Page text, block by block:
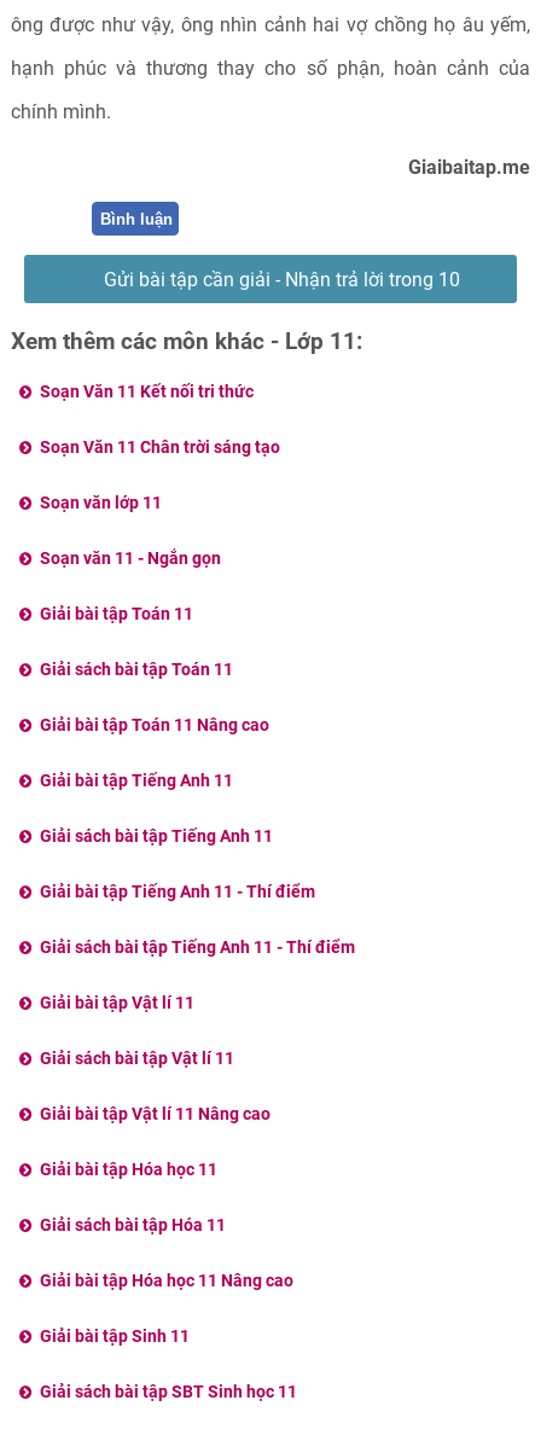
ông được như vậy, ông nhìn cảnh hai vợ chồng họ âu yếm,
hạnh phúc và thương thay cho số phận, hoàn cảnh của
chính mình.
Giaibaitap.me
Bình luận
Gửi bài tập cần giải - Nhận trả lời trong 10
phút
Xem thêm các môn khác - Lớp 11:
Soạn Văn 11 Kết nối tri thức
Soạn Văn 11 Chân trời sáng tạo
Soạn văn lớp 11
Soạn văn 11 - Ngắn gọn
Giải bài tập Toán 11
Giải sách bài tập Toán 11
Giải bài tập Toán 11 Nâng cao
Giải bài tập Tiếng Anh 11
Giải sách bài tập Tiếng Anh 11
Giải bài tập Tiếng Anh 11 - Thí điểm
Giải sách bài tập Tiếng Anh 11 - Thí điểm
Giải bài tập Vật lí 11
Giải sách bài tập Vật lí 11
Giải bài tập Vật lí 11 Nâng cao
Giải bài tập Hóa học 11
Giải sách bài tập Hóa 11
Giải bài tập Hóa học 11 Nâng cao
Giải bài tập Sinh 11
Giải sách bài tập SBT Sinh học 11